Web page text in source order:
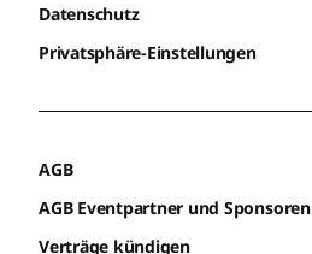
Datenschutz
Privatsphäre-Einstellungen
AGB
AGB Eventpartner und Sponsoren
Verträge kündigen